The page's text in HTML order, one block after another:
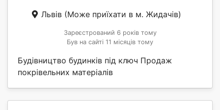
Львів (Може приїхати в м. Жидачів)
Зареєстрований 6 років тому
Був на сайті 11 місяців тому
Будівництво будинків під ключ Продаж
покрівельних матеріалів